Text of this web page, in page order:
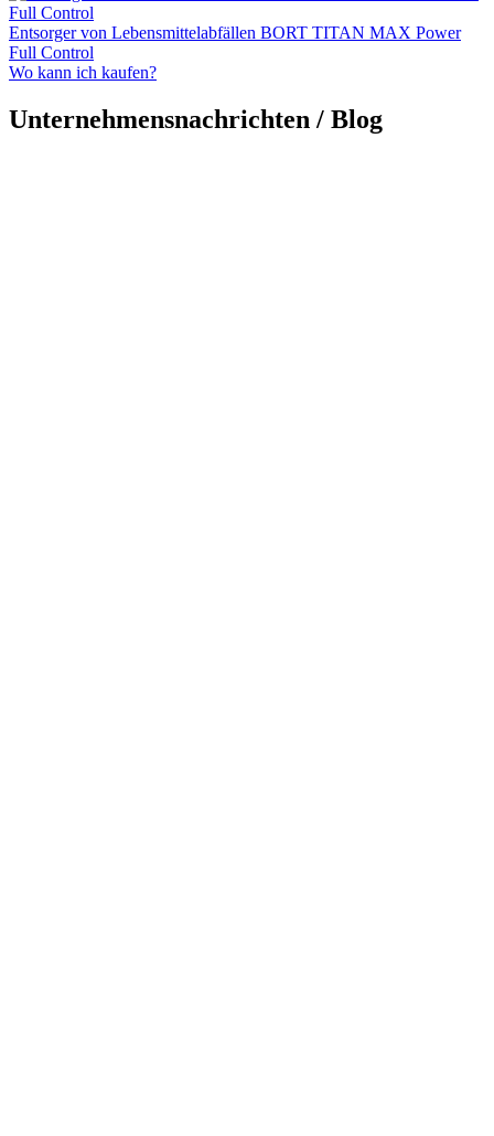
Entsorger von Lebensmittelabfällen BORT TITAN MAX Power
Full Control
Wo kann ich kaufen?
Unternehmensnachrichten / Blog